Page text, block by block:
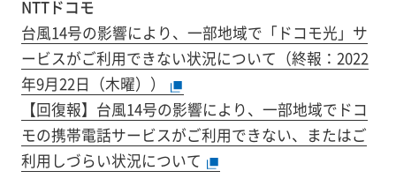
NTTドコモ
台風14号の影響により、一部地域で「ドコモ光」サ
ービスがご利用できない状況について（終報：2022
年9月22日（木曜））
【回復報】台風14号の影響により、一部地域でドコ
モの携帯電話サービスがご利用できない、またはご
利用しづらい状況について